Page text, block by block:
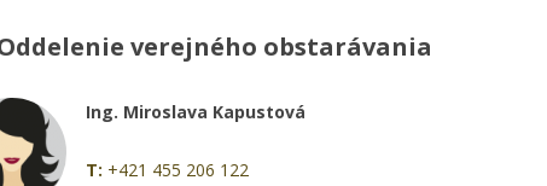
verejného obstarávania
Ing. Miroslava Kapustová
T: +421 455 206 122